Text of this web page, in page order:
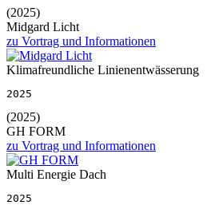
(2025)
Midgard Licht
zu Vortrag und Informationen
Klimafreundliche Linienentwässerung
2025
(2025)
GH FORM
zu Vortrag und Informationen
Multi Energie Dach
2025